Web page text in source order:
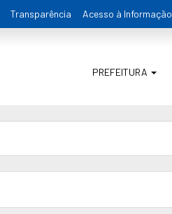
Transparência Acesso à Informação
PREFEITURA